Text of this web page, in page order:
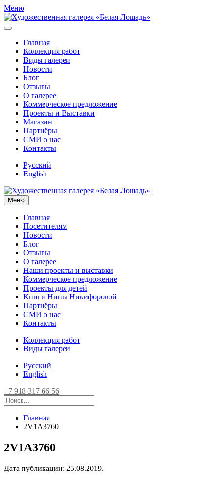
Меню
Главная
Коллекция работ
Виды галереи
Новости
Блог
Отзывы
О галерее
Коммерческое предложение
Проекты и Выставки
Магазин
Партнёры
СМИ о нас
Контакты
Русский
English
Меню
Главная
Посетителям
Новости
Блог
Отзывы
О галерее
Наши проекты и выставки
Коммерческое предложение
Проекты для детей
Книги Нины Никифоровой
Партнёры
СМИ о нас
Контакты
Коллекция работ
Виды галереи
Русский
English
+7 918 317 66 56
Главная
2V1A3760
2V1A3760
Дата публикации: 25.08.2019.